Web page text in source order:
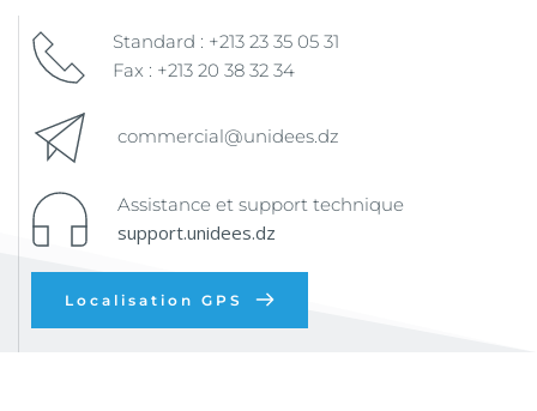
Standard : +213 23 35 05 31
Fax : +213 20 38 32 34
commercial@unidees.dz
Assistance et support technique
support.unidees.dz
Localisation GPS